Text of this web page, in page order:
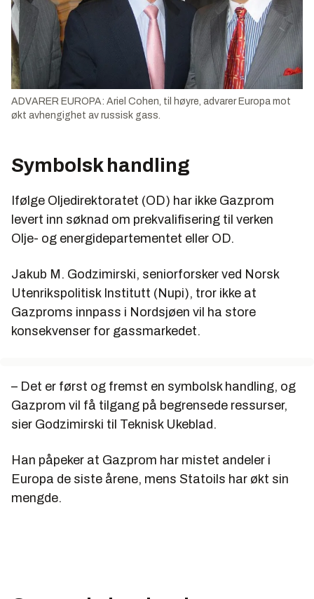
ADVARER EUROPA: Ariel Cohen, til høyre, advarer Europa mot
økt avhengighet av russisk gass.
Symbolsk handling
Ifølge Oljedirektoratet (OD) har ikke Gazprom
levert inn søknad om prekvalifisering til verken
Olje- og energidepartementet eller OD.
Jakub M. Godzimirski, seniorforsker ved Norsk
Utenrikspolitisk Institutt (Nupi), tror ikke at
Gazproms innpass i Nordsjøen vil ha store
konsekvenser for gassmarkedet.
– Det er først og fremst en symbolsk handling, og
Gazprom vil få tilgang på begrensede ressurser,
sier Godzimirski til Teknisk Ukeblad.
Han påpeker at Gazprom har mistet andeler i
Europa de siste årene, mens Statoils har økt sin
mengde.